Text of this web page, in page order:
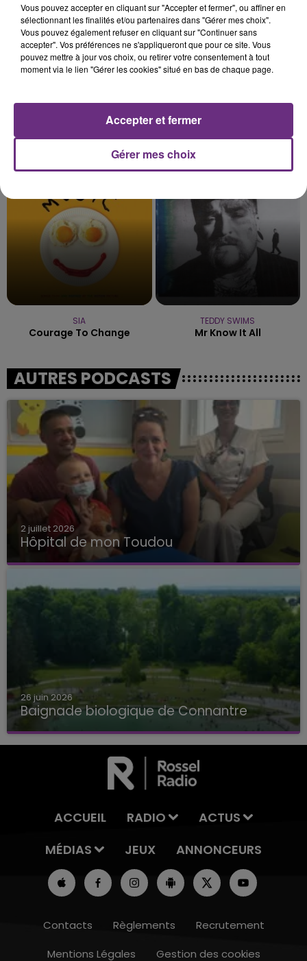
TLC TAYLOR SWIFT
I Knew It, I Knew You
SIA
Courage To Change
TEDDY SWIMS
Mr Know It All
AUTRES PODCASTS
2 juillet 2026
Hôpital de mon Toudou
Hôpital de mon Toudou
26 juin 2026
Baignade biologique de Connantre
Baignade biologique de Connantre
ACCUEIL RADIO
ACTUS
MÉDIAS
JEUX ANNONCEURS
Contacts Règlements
Recrutement
Mentions Légales
Gestion des cookies
Vous pouvez accepter en cliquant sur "Accepter et fermer", ou affiner en
sélectionnant les finalités et/ou partenaires dans "Gérer mes choix".
Vous pouvez également refuser en cliquant sur "Continuer sans
accepter". Vos préférences ne s'appliqueront que pour ce site. Vous
pouvez mettre à jour vos choix, ou retirer votre consentement à tout
moment via le lien "Gérer les cookies" situé en bas de chaque page.
Gérer mes choix
Accepter et fermer